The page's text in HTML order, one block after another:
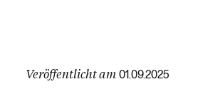
Veröffentlicht am 01.09.2025